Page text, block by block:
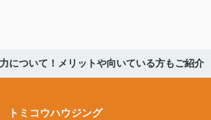
について！メリットや向いている方もご紹介
トミコウハウジング